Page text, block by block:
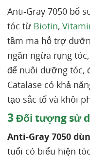
Anti-Gray 7050 bổ
tóc từ Biotin,
tầm ma hỗ trợ
ngăn ngừa rụng
để nuôi dưỡng tóc,
Catalase có khả
tạo sắc tố và khôi
3Đối tượng sử
Anti-Gray 7050
tuổi có biểu hiện